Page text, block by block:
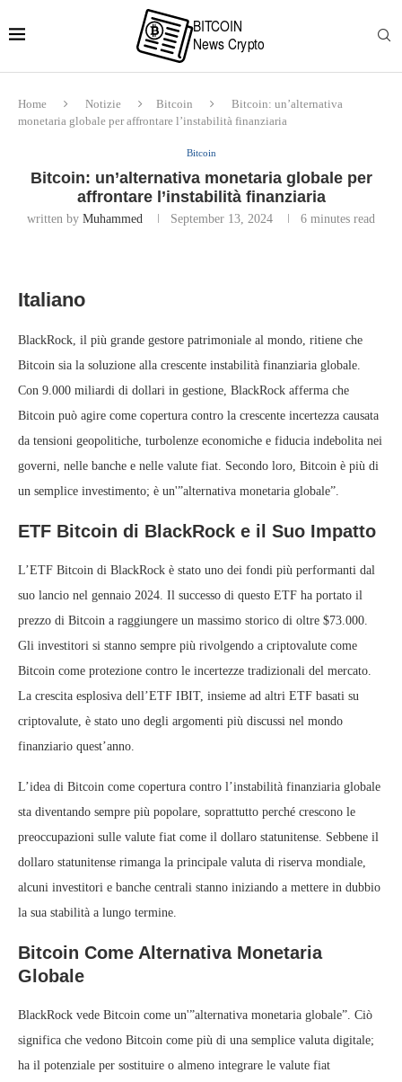
Home Notizie Bitcoin
Bitcoin: un’alternativa
monetaria globale per affrontare l’instabilità finanziaria
Bitcoin
Bitcoin: un’alternativa monetaria globale per
affrontare l’instabilità finanziaria
written by Muhammed September 13, 2024 6 minutes read
Italiano
BlackRock, il più grande gestore patrimoniale al mondo, ritiene che
Bitcoin sia la soluzione alla crescente instabilità finanziaria globale.
Con 9.000 miliardi di dollari in gestione, BlackRock afferma che
Bitcoin può agire come copertura contro la crescente incertezza causata
da tensioni geopolitiche, turbolenze economiche e fiducia indebolita nei
governi, nelle banche e nelle valute fiat. Secondo loro, Bitcoin è più di
un semplice investimento; è un'”alternativa monetaria globale”.
ETF Bitcoin di BlackRock e il Suo Impatto
L’ETF Bitcoin di BlackRock è stato uno dei fondi più performanti dal
suo lancio nel gennaio 2024. Il successo di questo ETF ha portato il
prezzo di Bitcoin a raggiungere un massimo storico di oltre $73.000.
Gli investitori si stanno sempre più rivolgendo a criptovalute come
Bitcoin come protezione contro le incertezze tradizionali del mercato.
La crescita esplosiva dell’ETF IBIT, insieme ad altri ETF basati su
criptovalute, è stato uno degli argomenti più discussi nel mondo
finanziario quest’anno.
L’idea di Bitcoin come copertura contro l’instabilità finanziaria globale
sta diventando sempre più popolare, soprattutto perché crescono le
preoccupazioni sulle valute fiat come il dollaro statunitense. Sebbene il
dollaro statunitense rimanga la principale valuta di riserva mondiale,
alcuni investitori e banche centrali stanno iniziando a mettere in dubbio
la sua stabilità a lungo termine.
Bitcoin Come Alternativa Monetaria
Globale
BlackRock vede Bitcoin come un'”alternativa monetaria globale”. Ciò
significa che vedono Bitcoin come più di una semplice valuta digitale;
ha il potenziale per sostituire o almeno integrare le valute fiat